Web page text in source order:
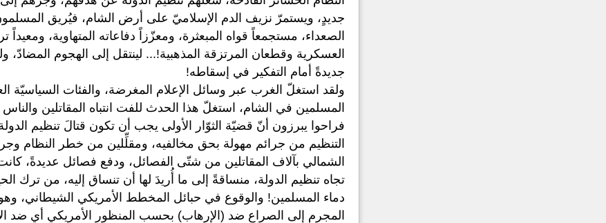
جديدٍ، ويستمرّ نزيف الدم الإسلاميّ على أرض الشام، فيُريق
الصعداء، مستجمعاً قواه المبعثرة، ومعزّزاً دفاعاته المتهاوية،
العسكرية وقطعان المرتزقة المذهبية!... لينتقل إلى الهجوم
جديدةً أمام التفكير في إسقاطه!
ولقد استغلّ الغرب عبر وسائل الإعلام المغرضة، والفئات السياسيّة
المسلمين في الشام، استغلّ هذا الحدث للفت انتباه المقاتلين
فراحوا يبرزون أنّ قضيّة الثوّار الأولى يجب أن تكون قتالَ تنظيم
التنظيم من جرائم مهولة بحق مخالفيه، ومقلِّلين من خطر النظام
الشمالي بآلاف المقاتلين من شتّى الفصائل، ودفع فصائل عديدةً،
تجاه تنظيم الدولة، منساقةً إلى ما أُريدَ لها أن تنساق إليه، من ترك
دماء المسلمين! والوقوع في حبائل المخطط الأمريكي الشيطاني،
المجرم إلى الصراع ضد (الإرهاب) بحسب المنظور الأمريكي أي ضد